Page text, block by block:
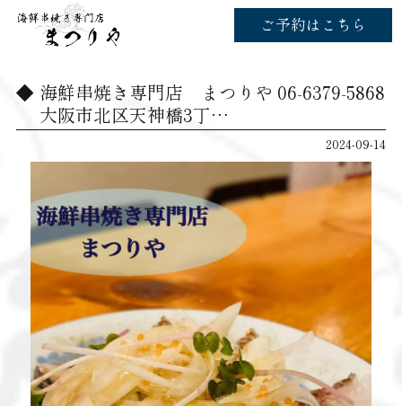
ご予約はこちら
海鮮串焼き専門店 まつりや 06-6379-5868
大阪市北区天神橋3丁…
2024-09-14